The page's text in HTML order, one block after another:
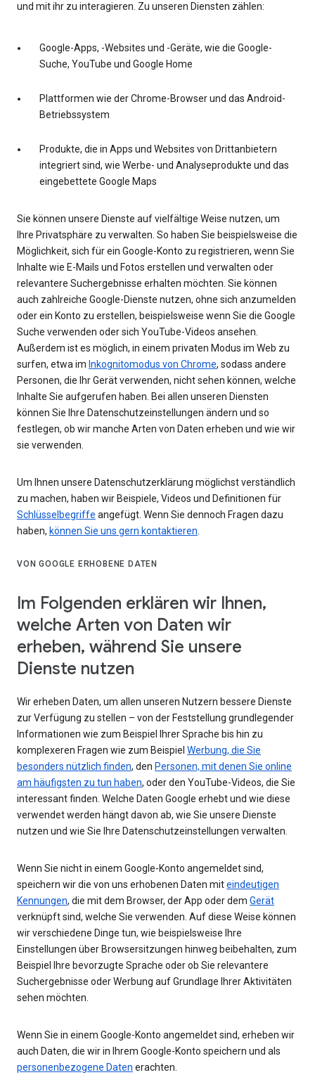
und mit ihr zu interagieren. Zu unseren Diensten zählen:
Google-Apps, -Websites und -Geräte, wie die Google-
Suche, YouTube und Google Home
Plattformen wie der Chrome-Browser und das Android-
Betriebssystem
Produkte, die in Apps und Websites von Drittanbietern
integriert sind, wie Werbe- und Analyseprodukte und das
eingebettete Google Maps
Sie können unsere Dienste auf vielfältige Weise nutzen, um
Ihre Privatsphäre zu verwalten. So haben Sie beispielsweise die
Möglichkeit, sich für ein Google-Konto zu registrieren, wenn Sie
Inhalte wie E-Mails und Fotos erstellen und verwalten oder
relevantere Suchergebnisse erhalten möchten. Sie können
auch zahlreiche Google-Dienste nutzen, ohne sich anzumelden
oder ein Konto zu erstellen, beispielsweise wenn Sie die Google
Suche verwenden oder sich YouTube-Videos ansehen.
Außerdem ist es möglich, in einem privaten Modus im Web zu
surfen, etwa im Inkognitomodus von Chrome, sodass andere
Personen, die Ihr Gerät verwenden, nicht sehen können, welche
Inhalte Sie aufgerufen haben. Bei allen unseren Diensten
können Sie Ihre Datenschutzeinstellungen ändern und so
festlegen, ob wir manche Arten von Daten erheben und wie wir
sie verwenden.
Um Ihnen unsere Datenschutzerklärung möglichst verständlich
zu machen, haben wir Beispiele, Videos und Definitionen für
Schlüsselbegriffe angefügt. Wenn Sie dennoch Fragen dazu
haben, können Sie uns gern kontaktieren.
VON GOOGLE ERHOBENE DATEN
Im Folgenden erklären wir Ihnen,
welche Arten von Daten wir
erheben, während Sie unsere
Dienste nutzen
Wir erheben Daten, um allen unseren Nutzern bessere Dienste
zur Verfügung zu stellen – von der Feststellung grundlegender
Informationen wie zum Beispiel Ihrer Sprache bis hin zu
komplexeren Fragen wie zum Beispiel Werbung, die Sie
besonders nützlich finden, den Personen, mit denen Sie online
am häufigsten zu tun haben, oder den YouTube-Videos, die Sie
interessant finden. Welche Daten Google erhebt und wie diese
verwendet werden hängt davon ab, wie Sie unsere Dienste
nutzen und wie Sie Ihre Datenschutzeinstellungen verwalten.
Wenn Sie nicht in einem Google-Konto angemeldet sind,
speichern wir die von uns erhobenen Daten miteindeutigen
Kennungen, die mit dem Browser, der App oder dem Gerät
verknüpft sind, welche Sie verwenden. Auf diese Weise können
wir verschiedene Dinge tun, wie beispielsweise Ihre
Einstellungen über Browsersitzungen hinweg beibehalten, zum
Beispiel Ihre bevorzugte Sprache oder ob Sie relevantere
Suchergebnisse oder Werbung auf Grundlage Ihrer Aktivitäten
sehen möchten.
Wenn Sie in einem Google-Konto angemeldet sind, erheben wir
auch Daten, die wir in Ihrem Google-Konto speichern und als
personenbezogene Daten erachten.